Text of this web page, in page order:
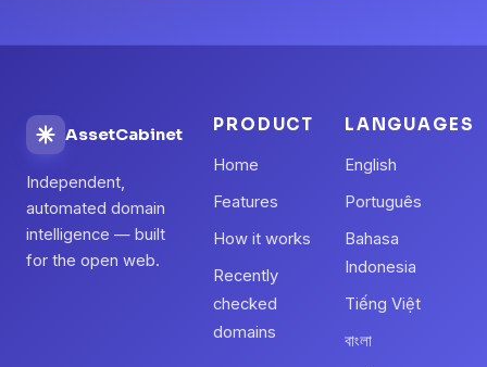
AssetCabinet
Independent,
automated domain
intelligence — built
for the open web.
PRODUCT
Home
Features
How it works
Recently
checked
domains
LANGUAGES
English
Português
Bahasa
Indonesia
Tiếng Việt
বাংলা